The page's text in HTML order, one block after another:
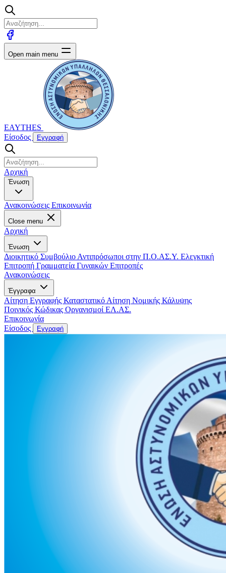
Open main menu
EAYTHES
Είσοδος
Εγγραφή
Αρχική
Ένωση
Ανακοινώσεις Επικοινωνία
Close menu
Αρχική
Ένωση
Διοικητικό Συμβούλιο Αντιπρόσωποι στην Π.Ο.ΑΣ.Υ. Ελεγκτική
Επιτροπή Γραμματεία Γυναικών Επιτροπές
Ανακοινώσεις
Έγγραφα
Αίτηση Εγγραφής Καταστατικό Αίτηση Νομικής Κάλυψης
Ποινικός Κώδικας Οργανισμοί ΕΛ.ΑΣ.
Επικοινωνία
Είσοδος
Εγγραφή